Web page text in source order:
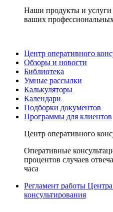
Наши продукты и услуги
ваших профессиональных
Центр оперативного
Обзоры и новости
Библиотека
Умные рассылки
Калькуляторы
Календари
Подборки документов
Программы для клиентов
Центр оперативного
Оперативные
процентов случаев
часа
Регламент работы
консультирования